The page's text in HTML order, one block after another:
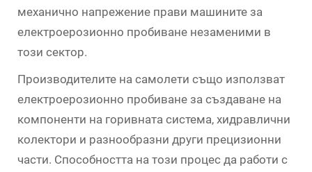
механично напрежение прави машините за
електроерозионно пробиване незаменими в
този сектор.
Производителите на самолети също използват
електроерозионно пробиване за създаване на
компоненти на горивната система, хидравлични
колектори и разнообразни други прецизионни
части. Способността на този процес да работи с